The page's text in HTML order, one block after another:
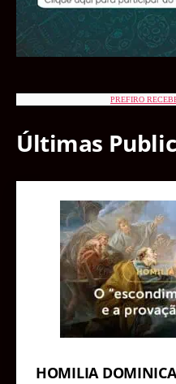
PREFIRO
Últimas
HOMILIA